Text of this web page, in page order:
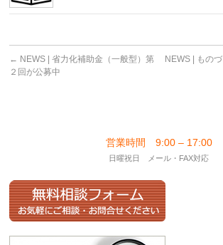
← NEWS | 省力化補助金（一般型）第
２回が公募中
NEWS | もの
営業時間 9:00 – 17:00
日曜祝日 メール・FAX対応